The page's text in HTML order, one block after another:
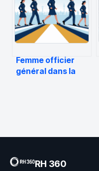
Femme officier
général dans la
RH 360